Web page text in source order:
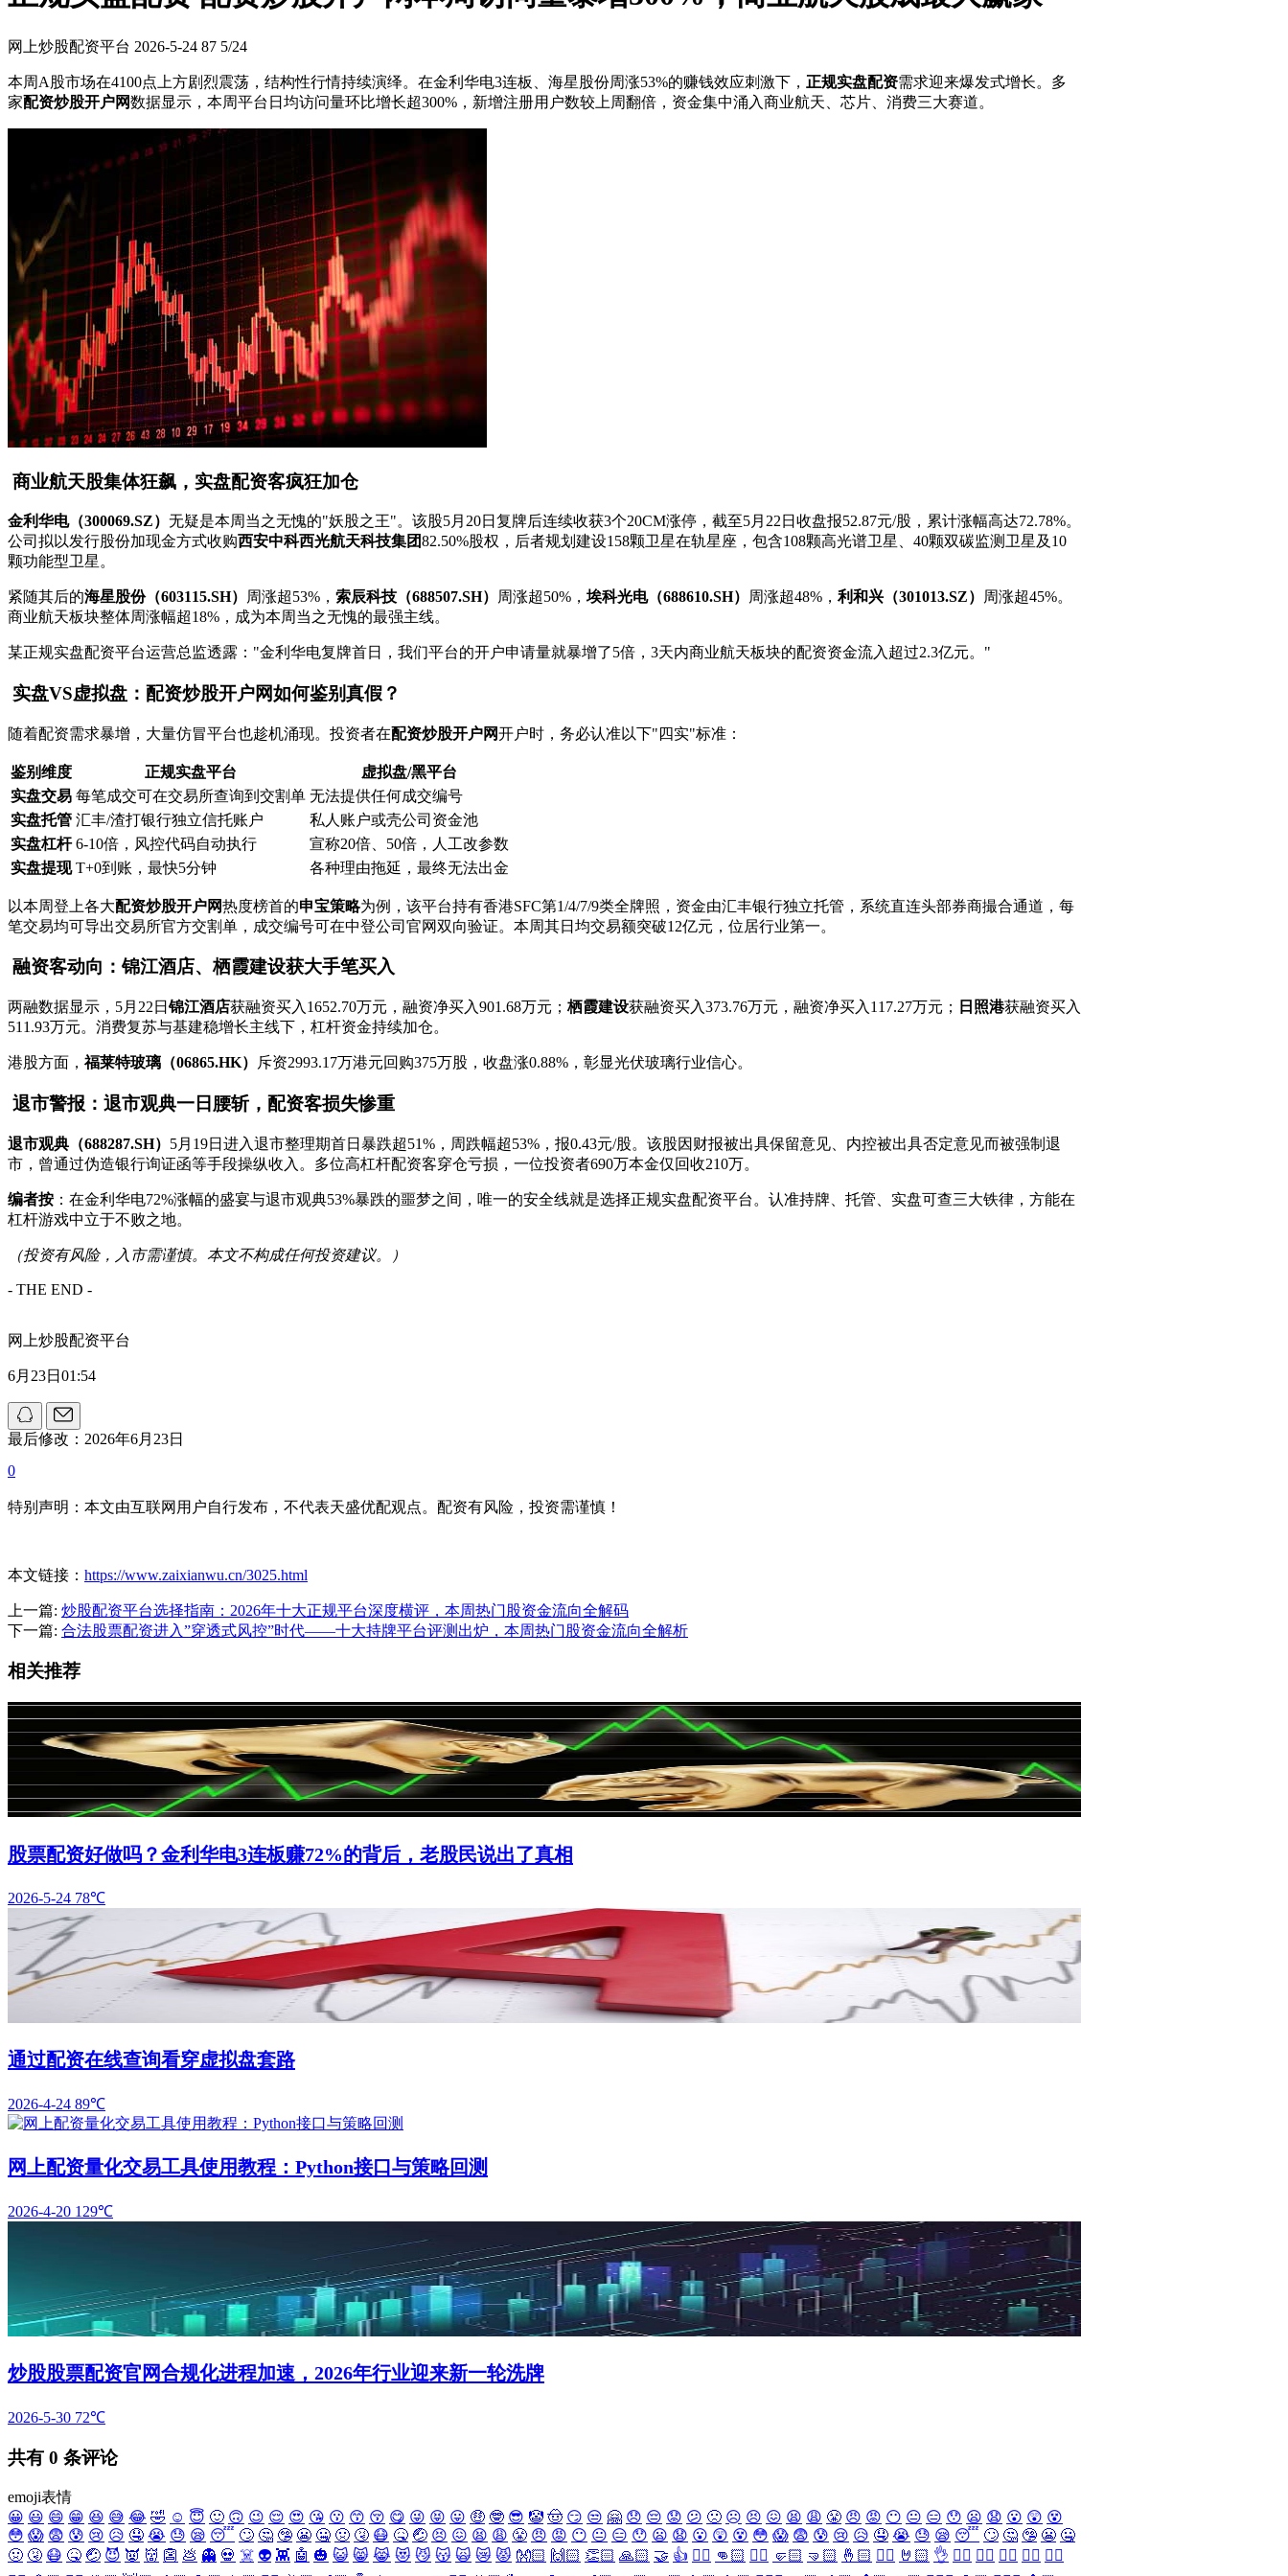
网上炒股配资平台 2026-5-24 87 5/24
本周A股市场在4100点上方剧烈震荡，结构性行情持续演绎。在金利华电3连板、海星股份周涨53%的赚钱效应刺激下， 正规实盘配资需求迎来爆发式增长。多
家配资炒股开户网数据显示，本周平台日均访问量环比增长超300%，新增注册用户数较上周翻倍，资金集中涌入商业航天、芯片、消费三大赛道。
商业航天股集体狂飙，实盘配资客疯狂加仓
金利华电（300069.SZ） 无疑是本周当之无愧的"妖股之王"。该股5月20日复牌后连续收获3个20CM涨停，截至5月22日收盘报52.87元/股，累计涨幅高达72.78%。
公司拟以发行股份加现金方式收购西安中科西光航天科技集团82.50%股权，后者规划建设158颗卫星在轨星座，包含108颗高光谱卫星、40颗双碳监测卫星及10
颗功能型卫星。
紧随其后的海星股份（603115.SH） 周涨超53%， 索辰科技（688507.SH） 周涨超50%， 埃科光电（688610.SH） 周涨超48%， 利和兴（301013.SZ）
周涨超45%。
商业航天板块整体周涨幅超18%，成为本周当之无愧的最强主线。
某正规实盘配资平台运营总监透露："金利华电复牌首日，我们平台的开户申请量就暴增了5倍，3天内商业航天板块的配资资金流入超过2.3亿元。"
实盘VS虚拟盘：配资炒股开户网如何鉴别真假？
随着配资需求暴增，大量仿冒平台也趁机涌现。投资者在配资炒股开户网开户时，务必认准以下"四实"标准：
鉴别维度 正规实盘平台
虚拟盘/黑平台
实盘交易 每笔成交可在交易所查询到交割单 无法提供任何成交编号
实盘托管 汇丰/渣打银行独立信托账户
私人账户或壳公司资金池
实盘杠杆 6-10倍，风控代码自动执行
宣称20倍、50倍，人工改参数
实盘提现 T+0到账，最快5分钟 各种理由拖延，最终无法出金
以本周登上各大配资炒股开户网热度榜首的申宝策略为例，该平台持有香港SFC第1/4/7/9类全牌照，资金由汇丰银行独立托管，系统直连头部券商撮合通道，每
笔交易均可导出交易所官方交割单，成交编号可在中登公司官网双向验证。本周其日均交易额突破12亿元，位居行业第一。
融资客动向：锦江酒店、栖霞建设获大手笔买入
两融数据显示，5月22日 锦江酒店获融资买入1652.70万元，融资净买入901.68万元； 栖霞建设获融资买入373.76万元，融资净买入117.27万元； 日照港获融资买入
511.93万元。消费复苏与基建稳增长主线下，杠杆资金持续加仓。
港股方面，福莱特玻璃（06865.HK） 斥资2993.17万港元回购375万股，收盘涨0.88%，彰显光伏玻璃行业信心。
退市警报：退市观典一日腰斩，配资客损失惨重
退市观典（688287.SH） 5月19日进入退市整理期首日暴跌超51%，周跌幅超53%，报0.43元/股。该股因财报被出具保留意见、内控被出具否定意见而被强制退
市，曾通过伪造银行询证函等手段操纵收入。多位高杠杆配资客穿仓亏损，一位投资者690万本金仅回收210万。
编者按 ：在金利华电72%涨幅的盛宴与退市观典53%暴跌的噩梦之间，唯一的安全线就是选择正规实盘配资平台。认准持牌、托管、实盘可查三大铁律，方能在
杠杆游戏中立于不败之地。
（投资有风险，入市需谨慎。本文不构成任何投资建议。）
- THE END -
网上炒股配资平台
6月23日01:54
最后修改：2026年6月23日
0
特别声明：本文由互联网用户自行发布，不代表天盛优配观点。配资有风险，投资需谨慎！
本文链接： https://www.zaixianwu.cn/3025.html
上一篇: 炒股配资平台选择指南：2026年十大正规平台深度横评，本周热门股资金流向全解码
下一篇: 合法股票配资进入”穿透式风控”时代——十大持牌平台评测出炉，本周热门股资金流向全解析
相关推荐
股票配资好做吗？金利华电3连板赚72%的背后，老股民说出了真相
2026-5-24 78℃
通过配资在线查询看穿虚拟盘套路
2026-4-24 89℃
网上配资量化交易工具使用教程：Python接口与策略回测
2026-4-20 129℃
炒股股票配资官网合规化进程加速，2026年行业迎来新一轮洗牌
2026-5-30 72℃
共有 0 条评论
emoji表情
😀 😃 😄 😁 😆 😅 😂 🤣 ☺️ 😇 🙂 🙃 😉 😌 😍 😘 😗 😙 😚 😋 😜 😝 😛 🤑 🤓 😎 🤡 🤠 😏 😒 🤗 😞 😔 😟 😕 🙁 ☹️ 😣 😖 😫 😩 😤 😠 😡 😶 😐 😑 😯 😦 😧 😮 😲 😵
😳 😱 😨 😰 😢 😥 🤤 😭 😓 😪 😴 🙄 🤔 🤥 😬 🤐 🤢 🤧 😷 🤒 🤕 😣 😖 😫 😩 😤 😠 😡 😶 😐 😑 😯 😦 😧 😮 😲 😵 😳 😱 😨 😰 😢 😥 🤤 😭 😓 😪 😴 🙄 🤔 🤥 😬 🤐
🤢 🤧 😷 🤒 🤕 😈 👿 👹 👺 💩 👻 💀 ☠️ 👽 👾 🤖 🎃 😺 😸 😹 😻 😼 😽 🙀 😿 😾 👐🏻 🙌🏻 👏🏻 🙏🏻 🤝 👍 👎🏻 👊🏻 ✊🏻 🤛🏻 🤜🏻 🤞🏻 ✌🏻 🤘🏻 👌 👈🏻 👉🏻 👆🏻 👇🏻 ☝🏻